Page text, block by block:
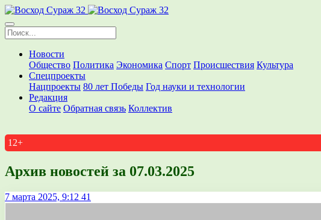
Новости
Общество Политика Экономика Спорт Происшествия Культура
Спецпроекты
Нацпроекты 80 лет Победы Год науки и технологии
Редакция
О сайте Обратная связь Коллектив
12+
Архив новостей за 07.03.2025
7 марта 2025, 9:12 41